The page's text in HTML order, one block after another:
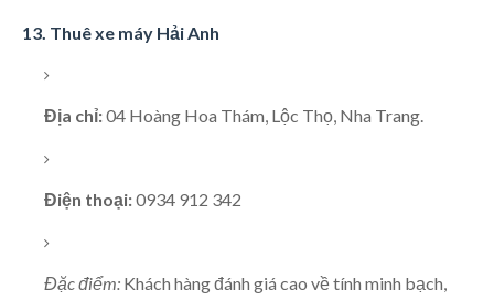
13. Thuê xe máy Hải Anh
Địa chỉ:04 Hoàng Hoa Thám, Lộc Thọ, Nha Trang.
Điện thoại:0934 912 342
Đặc điểm: Khách hàng đánh giá cao về tính minh bạch,